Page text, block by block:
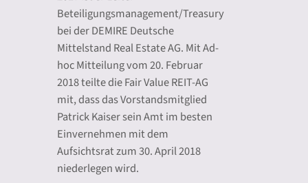
Beteiligungsmanagement/Treasury
bei der DEMIRE Deutsche
Mittelstand Real Estate AG. Mit Ad-
hoc Mitteilung vom 20. Februar
2018 teilte die Fair Value REIT-AG
mit, dass das Vorstandsmitglied
Patrick Kaiser sein Amt im besten
Einvernehmen mit dem
Aufsichtsrat zum 30. April 2018
niederlegen wird.